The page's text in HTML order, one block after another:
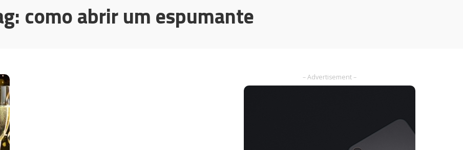
como abrir um espumante
– Advertisement –